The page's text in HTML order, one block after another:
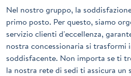
Nel nostro gruppo, la
primo posto. Per questo, siamo
servizio clienti d'eccellenza,
nostra concessionaria si trasformi
soddisfacente. Non importa se ti
la nostra rete di sedi ti assicura